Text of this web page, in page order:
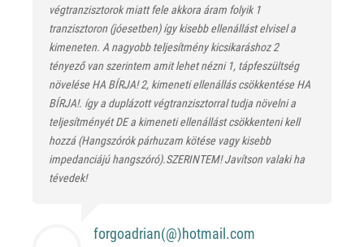
végtranzisztorok miatt fele akkora áram folyik 1
tranzisztoron (jóesetben) így kisebb ellenállást elvisel a
kimeneten. A nagyobb teljesítmény kicsikaráshoz 2
tényező van szerintem amit lehet nézni 1, tápfeszültség
növelése HA BÍRJA! 2, kimeneti ellenállás csökkentése HA
BÍRJA!. így a duplázott végtranzisztorral tudja növelni a
teljesítményét DE a kimeneti ellenállást csökkenteni kell
hozzá (Hangszórók párhuzam kötése vagy kisebb
impedanciájú hangszóró).SZERINTEM! Javítson valaki ha
tévedek!
forgoadrian(@)hotmail.com